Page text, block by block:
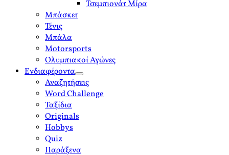
Τσεμπιονάτ Μίρα
Μπάσκετ
Τένις
Μπάλα
Motorsports
Ολυμπιακοί Αγώνες
Ενδιαφέροντα
open
menu
Αναζητήσεις
Word Challenge
Ταξίδια
Originals
Hobbys
Quiz
Παράξενα